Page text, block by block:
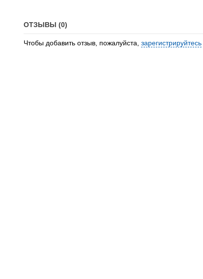
ОТЗЫВЫ (0)
Чтобы добавить отзыв, пожалуйста, зарегистрируйтесь